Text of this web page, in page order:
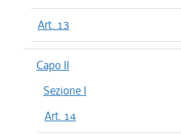
Art. 13
Capo II
Sezione I
Art. 14